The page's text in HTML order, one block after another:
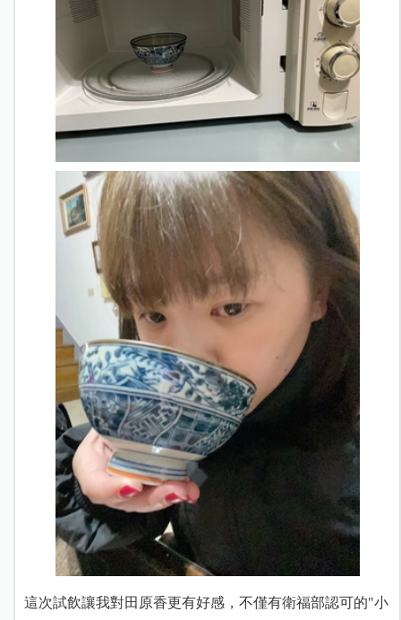
這次試飲讓我對田原香更有好感，不僅有衛福部認可的"小